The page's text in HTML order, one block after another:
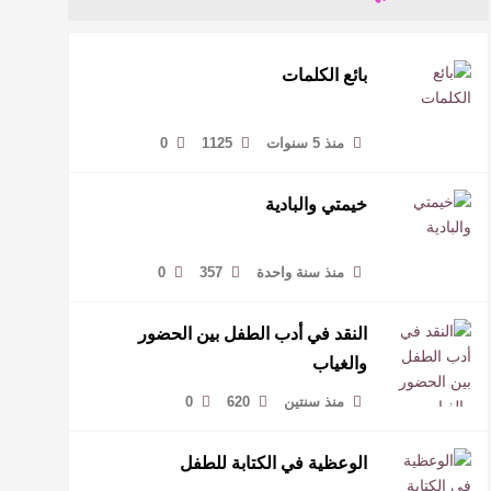
بائع الكلمات
منذ 5 سنوات 1125
0
خيمتي والبادية
منذ سنة واحدة 357
0
النقد في أدب الطفل بين الحضور
والغياب
منذ سنتين 620
0
الوعظية في الكتابة للطفل